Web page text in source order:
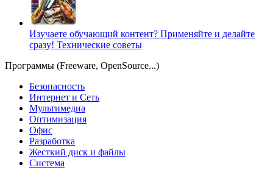
Изучаете обучающий контент? Применяйте и делайте
сразу! Технические советы
Программы (Freeware, OpenSource...)
Безопасность
Интернет и Сеть
Мультимедиа
Оптимизация
Офис
Разработка
Жесткий диск и файлы
Система